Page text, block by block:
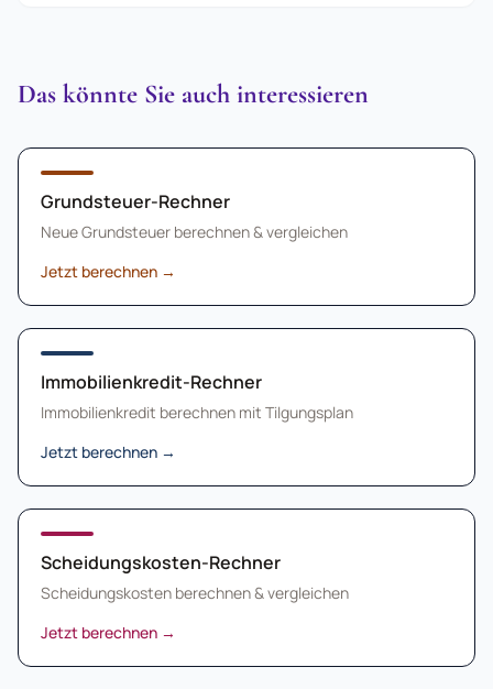
Das könnte Sie auch interessieren
Grundsteuer-Rechner
Neue Grundsteuer berechnen & vergleichen
Jetzt berechnen →
Immobilienkredit-Rechner
Immobilienkredit berechnen mit Tilgungsplan
Jetzt berechnen →
Scheidungskosten-Rechner
Scheidungskosten berechnen & vergleichen
Jetzt berechnen →